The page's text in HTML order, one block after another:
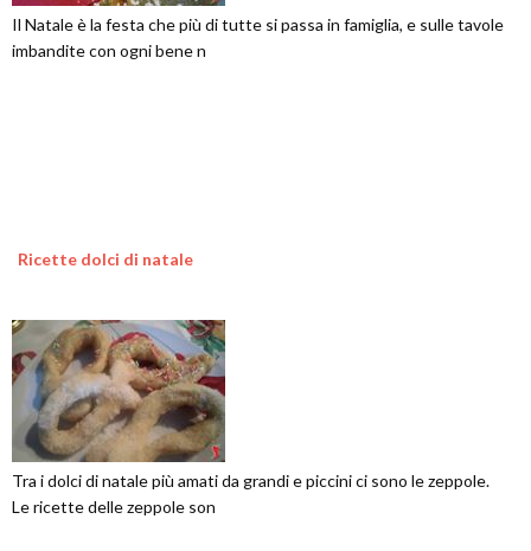
Il Natale è la festa che più di tutte si passa in famiglia, e sulle tavole
imbandite con ogni bene n
Ricette dolci di natale
Tra i dolci di natale più amati da grandi e piccini ci sono le zeppole.
Le ricette delle zeppole son